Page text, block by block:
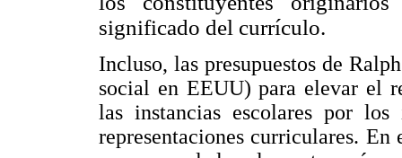
significado del currículo.
Incluso, las presupuestos de
social en EEUU) para elevar el
las instancias escolares por
representaciones curriculares.